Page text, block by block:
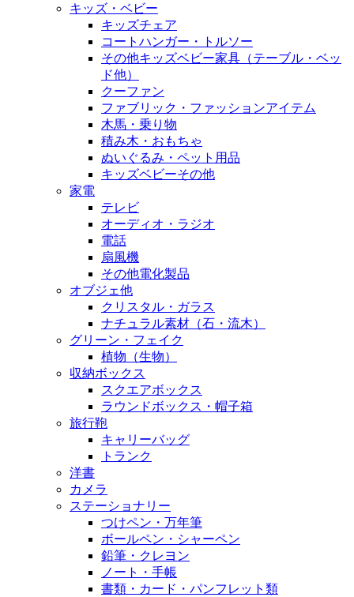
キッズ・ベビー
キッズチェア
コートハンガー・トルソー
その他キッズベビー家具（テーブル・ベッ
ド他）
クーファン
ファブリック・ファッションアイテム
木馬・乗り物
積み木・おもちゃ
ぬいぐるみ・ペット用品
キッズベビーその他
家電
テレビ
オーディオ・ラジオ
電話
扇風機
その他電化製品
オブジェ他
クリスタル・ガラス
ナチュラル素材（石・流木）
グリーン・フェイク
植物（生物）
収納ボックス
スクエアボックス
ラウンドボックス・帽子箱
旅行鞄
キャリーバッグ
トランク
洋書
カメラ
ステーショナリー
つけペン・万年筆
ボールペン・シャーペン
鉛筆・クレヨン
ノート・手帳
書類・カード・パンフレット類